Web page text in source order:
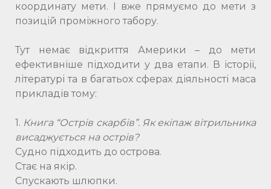
координату мети. І вже прямуємо до мети з
позицій проміжного табору.
Тут немає відкриття Америки – до мети
ефективніше підходити у два етапи. В історії,
літературі та в багатьох сферах діяльності маса
прикладів тому:
1. Книга “Острів скарбів”. Як екіпаж вітрильника
висаджується на острів?
Судно підходить до острова.
Стає на якір.
Спускають шлюпки.